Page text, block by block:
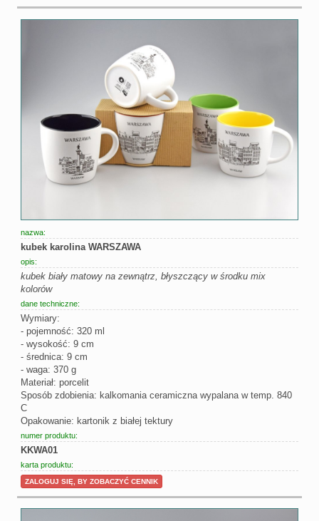
nazwa:
kubek karolina WARSZAWA
opis:
kubek biały matowy na zewnątrz, błyszczący w środku mix
kolorów
dane techniczne:
Wymiary:
- pojemność: 320 ml
- wysokość: 9 cm
- średnica: 9 cm
- waga: 370 g
Materiał: porcelit
Sposób zdobienia: kalkomania ceramiczna wypalana w temp. 840
C
Opakowanie: kartonik z białej tektury
numer produktu:
KKWA01
karta produktu:
ZALOGUJ SIĘ, BY ZOBACZYĆ CENNIK